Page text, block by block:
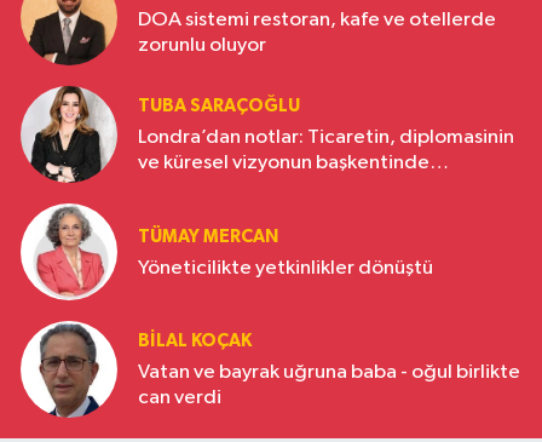
DOA sistemi restoran, kafe ve otellerde
zorunlu oluyor
TUBA SARAÇOĞLU
Londra’dan notlar: Ticaretin, diplomasinin
ve küresel vizyonun başkentinde
TÜMAY MERCAN
Yöneticilikte yetkinlikler dönüştü
BILAL KOÇAK
Vatan ve bayrak uğruna baba - oğul birlikte
can verdi